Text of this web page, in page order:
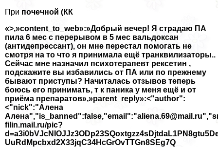
При почечной (КК
«>,»content_to_web»:»Добрый вечер! Я страдаю ПА
пила 6 мес с перерывом в 5 мес вальдоксан
(антидепрессант), он мне перестал помогать не
смотря на то что я принимала ещё транквилизаторы..
Сейчас мне назначил психотерапевт рексетин ,
подскажите вы избавились от ПА или по прежнему
бывают приступы? Начиталась отзывов теперь
боюсь его принимать, т к паника у меня ещё и от
приёма препаратов»,»parent_reply»:<"author":
<"nick":"Алена
filin.mail.ru/pic?
UuRdMpcbxd2X33jqC34HcGrOvTTGn8SEg7Q